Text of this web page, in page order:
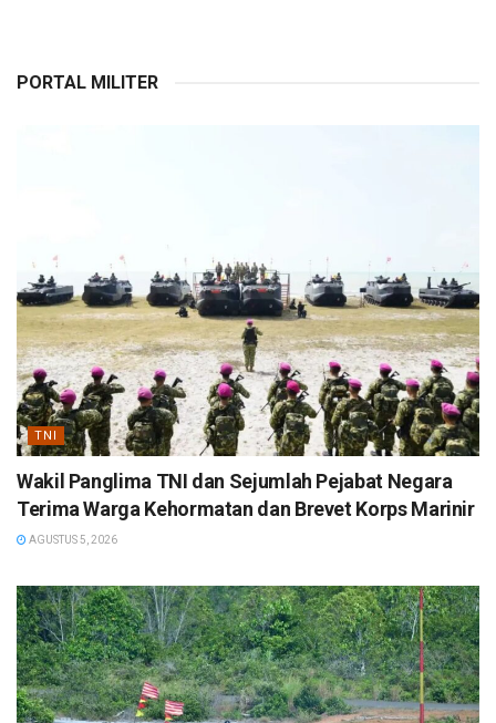
PORTAL MILITER
TNI
Wakil Panglima TNI dan Sejumlah Pejabat Negara
Terima Warga Kehormatan dan Brevet Korps Marinir
AGUSTUS 5, 2026